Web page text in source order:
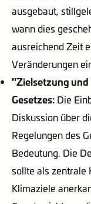
ausgebaut,
wann dies
ausreichend Zeit
Veränderungen
"Zielsetzung
Gesetzes: Die
Diskussion über
Regelungen des
Bedeutung. Die
sollte als zentrale
Klimaziele